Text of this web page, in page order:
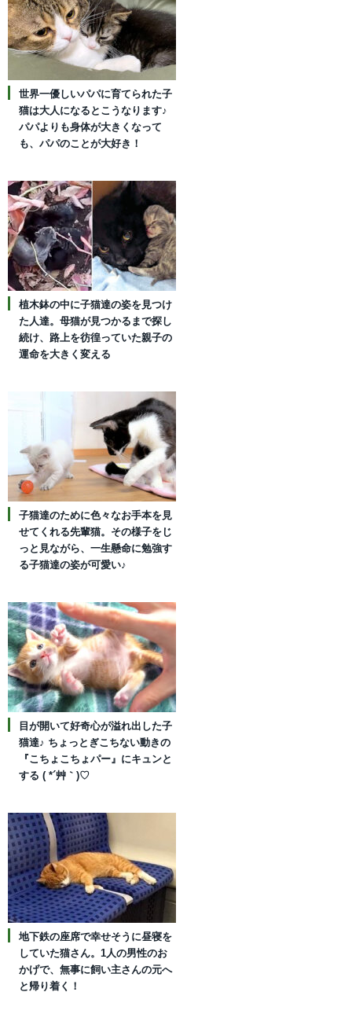
世界一優しいパパに育てられた子
猫は大人になるとこうなります♪
パパよりも身体が大きくなって
も、パパのことが大好き！
植木鉢の中に子猫達の姿を見つけ
た人達。母猫が見つかるまで探し
続け、路上を彷徨っていた親子の
運命を大きく変える
子猫達のために色々なお手本を見
せてくれる先輩猫。その様子をじ
っと見ながら、一生懸命に勉強す
る子猫達の姿が可愛い♪
目が開いて好奇心が溢れ出した子
猫達♪ ちょっとぎこちない動きの
『こちょこちょパー』にキュンと
する ( *´艸｀)♡
地下鉄の座席で幸せそうに昼寝を
していた猫さん。1人の男性のお
かげで、無事に飼い主さんの元へ
と帰り着く！